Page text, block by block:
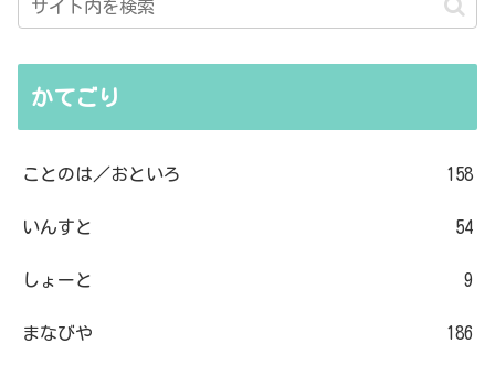
かてごり
ことのは／おといろ 158
いんすと 54
しょーと 9
まなびや 186